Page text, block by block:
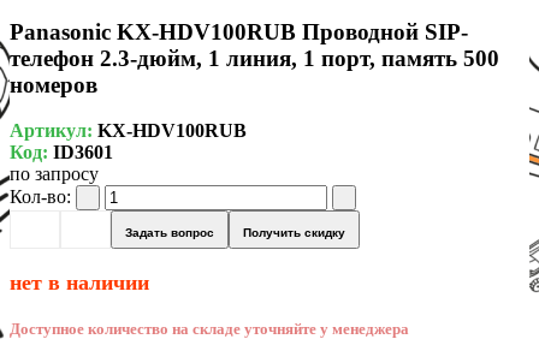
Panasonic KX-HDV100RUB Проводной SIP-
телефон 2.3-дюйм, 1 линия, 1 порт, память 500
номеров
Артикул: KX-HDV100RUB
Код: ID3601
по запросу
Кол-во:
Задать вопрос Получить скидку
нет в наличии
Доступное количество на складе уточняйте у менеджера